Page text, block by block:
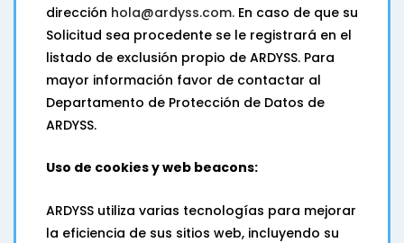
dirección hola@ardyss.com. En caso de que su
Solicitud sea procedente se le registrará en el
listado de exclusión propio de ARDYSS. Para
mayor información favor de contactar al
Departamento de Protección de Datos de
ARDYSS.
Uso de cookies y web beacons:
ARDYSS utiliza varias tecnologías para mejorar
la eficiencia de sus sitios web, incluyendo su